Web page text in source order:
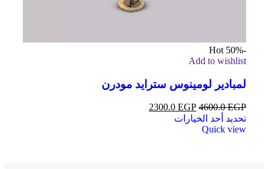
-50%
Hot
Add to wishlist
لمبادير لومينوس سترايد مودرن
4600.0EGP
2300.0 EGP
تحديد أحد الخيارات
Quick view